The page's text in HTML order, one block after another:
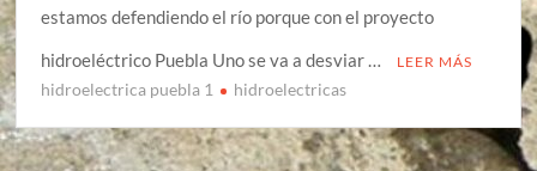
estamos defendiendo el río porque con el proyecto
hidroeléctrico Puebla Uno se va a desviar …
LEER MÁS
hidroelectrica puebla 1 hidroelectricas